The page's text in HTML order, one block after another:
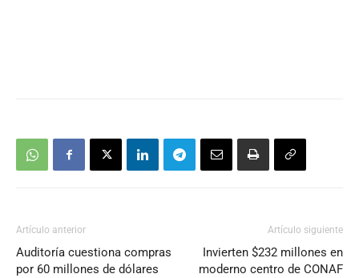
Artículo anterior
Auditoría cuestiona compras
por 60 millones de dólares
Artículo siguiente
Invierten $232 millones en
moderno centro de CONAF